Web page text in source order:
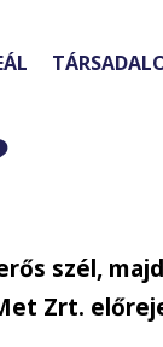
szél,
Zrt.